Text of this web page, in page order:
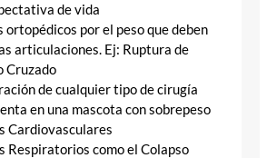
de vida
ortopédicos por el peso que deben
articulaciones. Ej: Ruptura de
Cruzado
de cualquier tipo de cirugía
en una mascota con sobrepeso
Cardiovasculares
Respiratorios como el Colapso